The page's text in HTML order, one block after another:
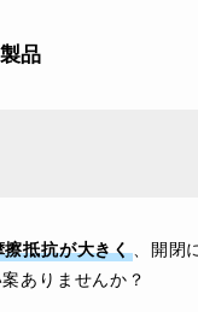
品
擦抵抗が大きく
、開閉
ありませんか？